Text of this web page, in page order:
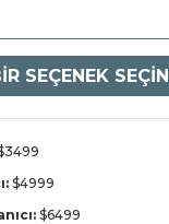
SEÇENEK SEÇİN
$4999
$6499